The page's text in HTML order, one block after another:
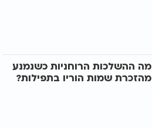
מה ההשלכות הרוחניות כשנמנע
מהזכרת שמות הוריו בתפילות?